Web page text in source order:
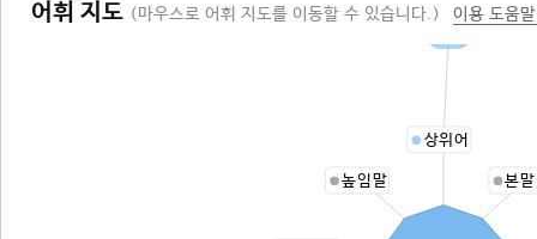
어휘 지도 (마우스로 어휘 지도를 이동할 수 있습니다.) 이용 도움
상위어
본
높임말